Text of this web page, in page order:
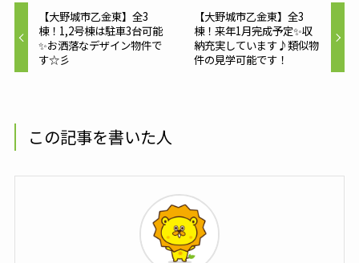
【大野城市乙金東】全3
棟！1,2号棟は駐車3台可能
✨お洒落なデザイン物件で
す☆彡
【大野城市乙金東】全3
棟！来年1月完成予定✨収
納充実しています♪類似物
件の見学可能です！
この記事を書いた人